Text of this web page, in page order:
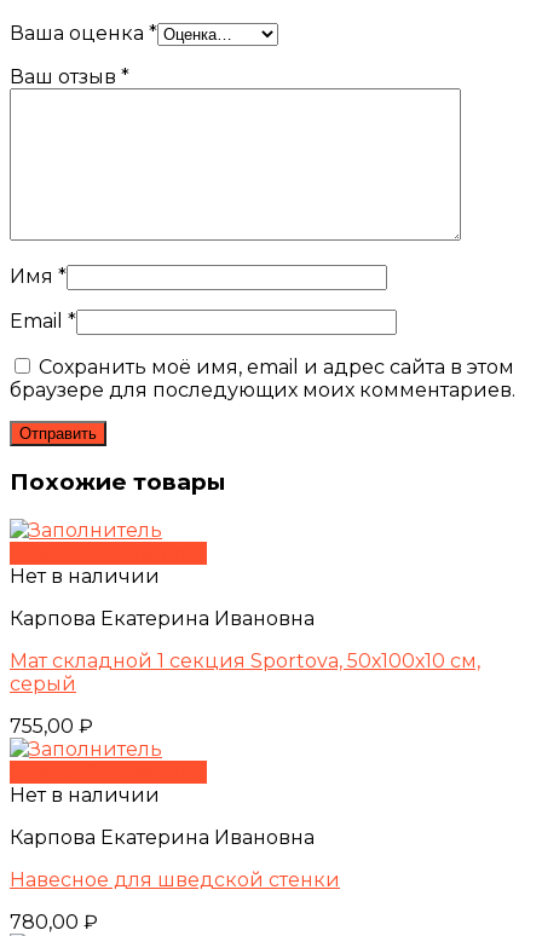
Ваша оценка *
Ваш отзыв *
Имя *
Email *
Сохранить моё имя, email и адрес сайта в этом
браузере для последующих моих комментариев.
Похожие товары
Нет в наличии
Карпова Екатерина Ивановна
Мат складной 1 секция Sportova, 50х100х10 см,
серый
755,00 ₽
Нет в наличии
Карпова Екатерина Ивановна
Навесное для шведской стенки
780,00 ₽